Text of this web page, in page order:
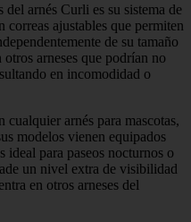
del arnés Curli es su sistema de
correas ajustables que permiten
de su tamaño
arneses que podrían no
en incomodidad o
cualquier arnés para mascotas,
modelos vienen equipados
ideal para paseos nocturnos o
un nivel extra de visibilidad
en otros arneses del